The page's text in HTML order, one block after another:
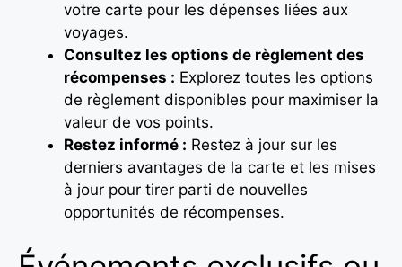
votre carte pour les dépenses liées aux
voyages.
Consultez les options de règlement des
récompenses : Explorez toutes les options
de règlement disponibles pour maximiser la
valeur de vos points.
Restez informé : Restez à jour sur les
derniers avantages de la carte et les mises
à jour pour tirer parti de nouvelles
opportunités de récompenses.